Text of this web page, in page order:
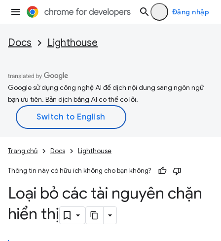
Đăng nhập
Docs Lighthouse
Google sử dụng công nghệ AI để dịch nội dung sang ngôn ngữ
bạn ưu tiên. Bản dịch bằng AI có thể có lỗi.
Trang chủ Docs Lighthouse
Thông tin này có hữu ích không cho bạn không?
Loại bỏ các tài nguyên chặn
hiển thị